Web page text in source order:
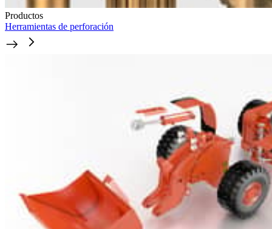
Productos
Herramientas de perforación